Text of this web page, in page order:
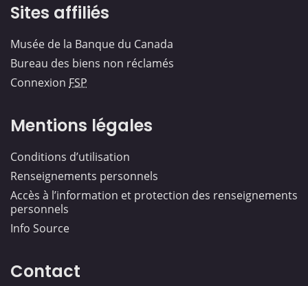
Sites affiliés
Musée de la Banque du Canada
Bureau des biens non réclamés
Connexion FSP
Mentions légales
Conditions d’utilisation
Renseignements personnels
Accès à l’information et protection des renseignements
personnels
Info Source
Contact